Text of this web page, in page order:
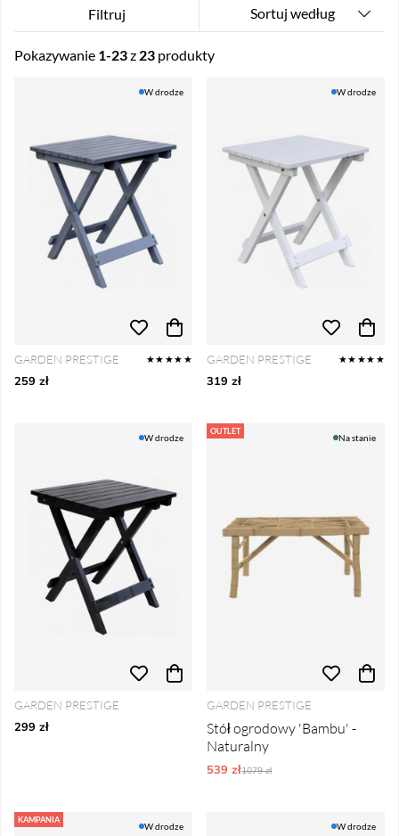
Filtruj Sortuj według
Pokazywanie 1-23z 23 produkty
W drodze
GARDEN PRESTIGE ★★★★★
259 zł
W drodze
GARDEN PRESTIGE ★★★★★
319 zł
W drodze
GARDEN PRESTIGE
299 zł
OUTLET
Na stanie
GARDEN PRESTIGE
Stół ogrodowy 'Bambu' -
Naturalny
539 złOrdynarne ceny:
1079 zł
KAMPANIA
W drodze W drodze